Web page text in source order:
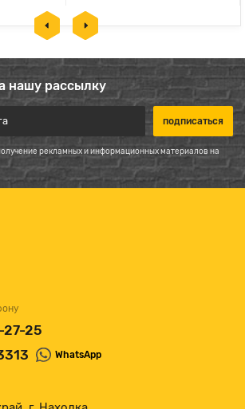
нашу рассылку
рекламных и информационных материалов на
27-25
WhatsApp